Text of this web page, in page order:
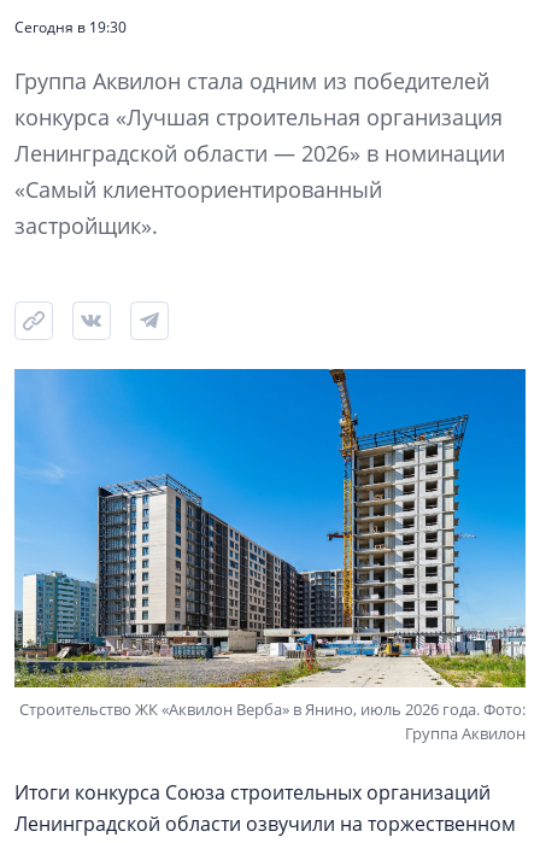
Сегодня в 19:30
Группа Аквилон стала одним из победителей
конкурса «Лучшая строительная организация
Ленинградской области — 2026» в номинации
«Самый клиентоориентированный
застройщик».
Строительство ЖК «Аквилон Верба» в Янино, июль 2026 года. Фото:
Группа Аквилон
Итоги конкурса Союза строительных организаций
Ленинградской области озвучили на торжественном